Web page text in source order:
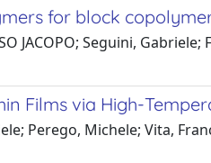
for block
JACOPO; Seguini,
Films via High-
Perego, Michele; Vita,